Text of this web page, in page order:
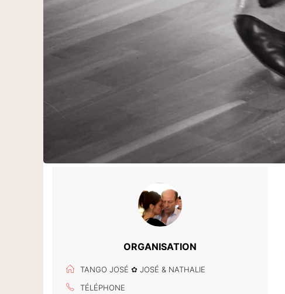
ORGANISATION
TANGO JOSÉ ✿ JOSÉ & NATHALIE
TÉLÉPHONE